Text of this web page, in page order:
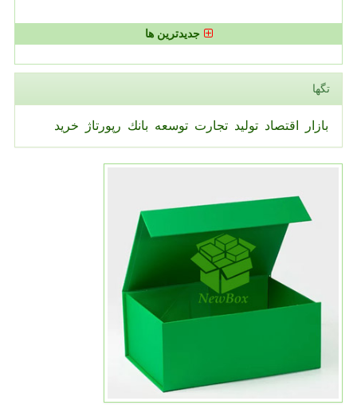
جدیدترین ها
تگها
بازار اقتصاد تولید تجارت توسعه بانك رپورتاژ خرید